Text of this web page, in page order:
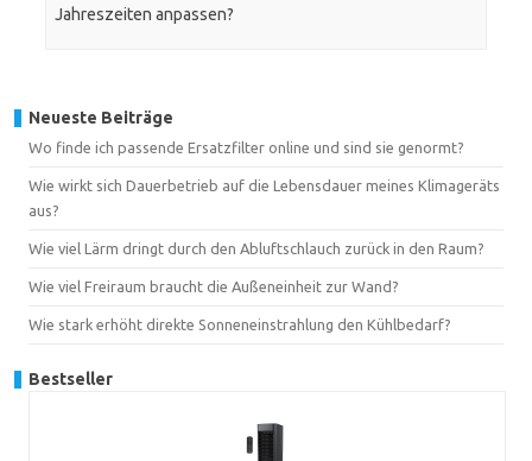
Jahreszeiten anpassen?
Neueste Beiträge
Wo finde ich passende Ersatzfilter online und sind sie genormt?
Wie wirkt sich Dauerbetrieb auf die Lebensdauer meines Klimageräts
aus?
Wie viel Lärm dringt durch den Abluftschlauch zurück in den Raum?
Wie viel Freiraum braucht die Außeneinheit zur Wand?
Wie stark erhöht direkte Sonneneinstrahlung den Kühlbedarf?
Bestseller